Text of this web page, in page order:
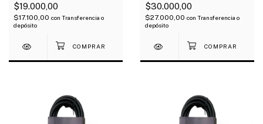
$19.000,00
$17.100,00 con Transferencia o
depósito
$30.000,00
$27.000,00 con Transferencia o
depósito